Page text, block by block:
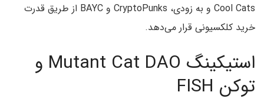
Cool Cats و به زودی، CryptoPunks و BAYC از طریق قدرت
خرید کلکسیونی قرار می‌دهد.
استیکینگ Mutant Cat DAO و
توکن FISH